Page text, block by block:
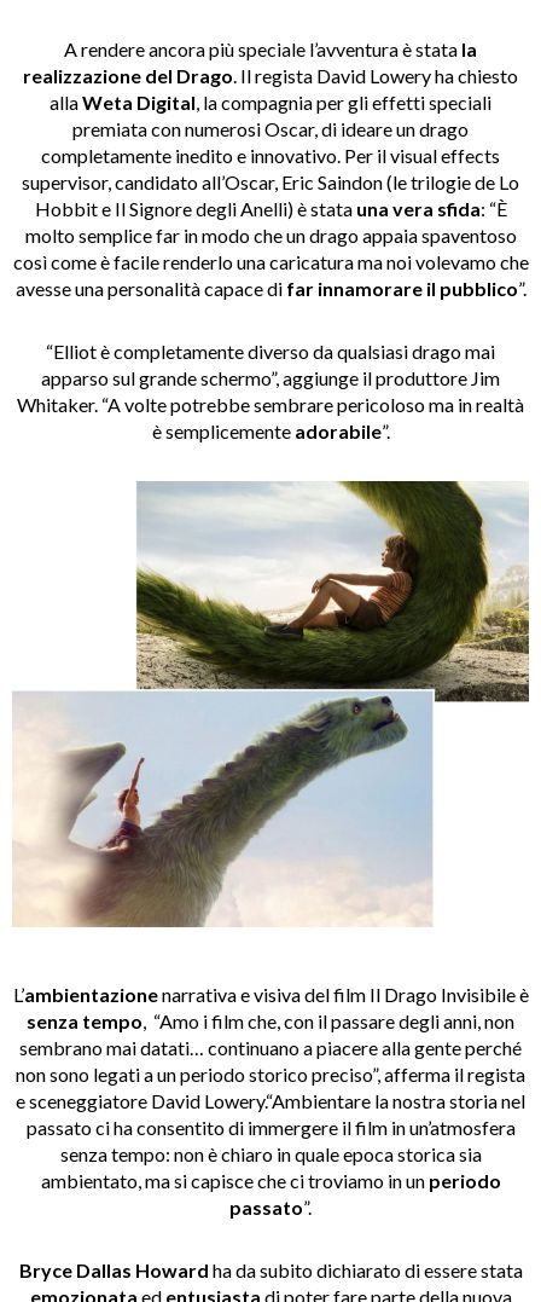
A rendere ancora più speciale l’avventura è stata la
realizzazione del Drago . Il regista David Lowery ha chiesto
allaWeta Digital , la compagnia per gli effetti speciali
premiata con numerosi Oscar, di ideare un drago
completamente inedito e innovativo. Per il visual effects
supervisor, candidato all’Oscar, Eric Saindon (le trilogie de Lo
Hobbit e Il Signore degli Anelli) è stata una vera sfida: “È
molto semplice far in modo che un drago appaia spaventoso
così come è facile renderlo una caricatura ma noi volevamo che
avesse una personalità capace di far innamorare il pubblico”.
“Elliot è completamente diverso da qualsiasi drago mai
apparso sul grande schermo”, aggiunge il produttore Jim
Whitaker. “A volte potrebbe sembrare pericoloso ma in realtà
è semplicemente adorabile”.
L’ambientazionenarrativa e visiva del film Il Drago Invisibile è
senza tempo, “Amo i film che, con il passare degli anni, non
sembrano mai datati… continuano a piacere alla gente perché
non sono legati a un periodo storico preciso”, afferma il regista
e sceneggiatore David Lowery.“Ambientare la nostra storia nel
passato ci ha consentito di immergere il film in un’atmosfera
senza tempo: non è chiaro in quale epoca storica sia
ambientato, ma si capisce che ci troviamo in un periodo
passato”.
Bryce Dallas Howard ha da subito dichiarato di essere stata
emozionata ed entusiasta di poter fare parte della nuova